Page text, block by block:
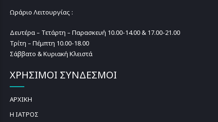
Ωράριο Λειτουργίας :
Δευτέρα – Τετάρτη – Παρασκευή 10.00-14.00 & 17.00-21.00
Τρίτη – Πέμπτη 10.00-18.00
Σάββατο & Κυριακή Κλειστά
ΧΡΗΣΙΜΟΙ ΣΥΝΔΕΣΜΟΙ
ΑΡΧΙΚΗ
Η ΙΑΤΡΟΣ